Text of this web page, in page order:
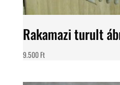
Rakamazi turult
9.500Ft